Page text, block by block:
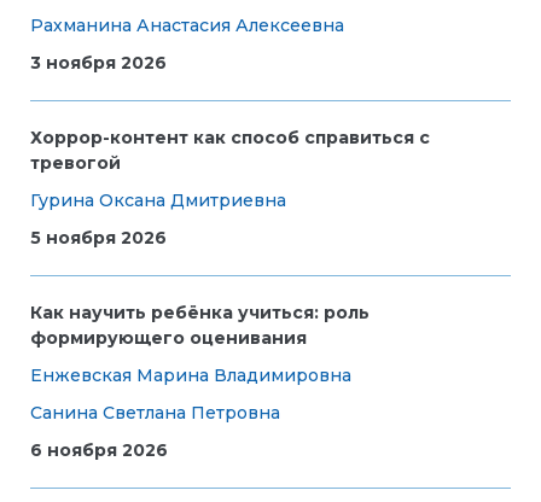
Рахманина Анастасия Алексеевна
3 ноября 2026
Хоррор-контент как способ справиться с
тревогой
Гурина Оксана Дмитриевна
5 ноября 2026
Как научить ребёнка учиться: роль
формирующего оценивания
Енжевская Марина Владимировна
Санина Светлана Петровна
6 ноября 2026